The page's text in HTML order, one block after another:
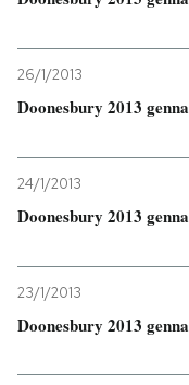
Sport
NEWSLETTER
I MIEI PREFERITI
26/1/2013
Doonesbury 2013
24/1/2013
Doonesbury 2013
23/1/2013
Doonesbury 2013